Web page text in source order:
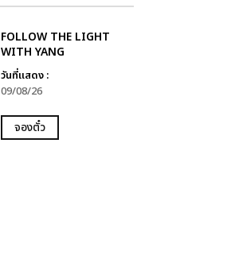
FOLLOW THE LIGHT
WITH YANG
วันที่แสดง :
09/08/26
จองตั๋ว